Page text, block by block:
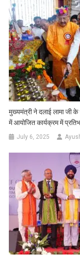
मुख्यमंत्री ने दलाई लामा
में आयोजित कार्यक्रम में
July 6, 2025